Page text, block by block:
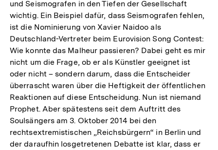
und Seismografen in den Tiefen der Gesellschaft
wichtig. Ein Beispiel dafür, dass Seismografen fehlen,
ist die Nominierung von Xavier Naidoo als
Deutschland-Vertreter beim Eurovision Song Contest:
Wie konnte das Malheur passieren? Dabei geht es mir
nicht um die Frage, ob er als Künstler geeignet ist
oder nicht – sondern darum, dass die Entscheider
überrascht waren über die Heftigkeit der öffentlichen
Reaktionen auf diese Entscheidung. Nun ist niemand
Prophet. Aber spätestens seit dem Auftritt des
Soulsängers am 3. Oktober 2014 bei den
rechtsextremistischen „Reichsbürgern“ in Berlin und
der daraufhin losgetretenen Debatte ist klar, dass er